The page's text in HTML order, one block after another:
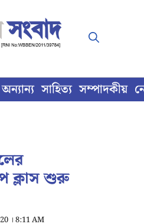
অন্যান্য সাহিত্য সম্পাদকীয়
ক্লাস শুরু
। 8:11 AM